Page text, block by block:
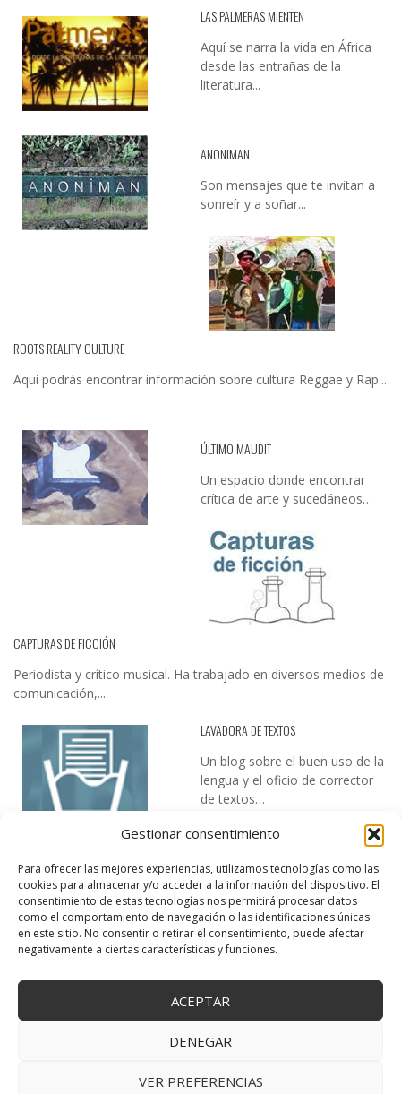
Gestionar consentimiento
Para ofrecer las mejores experiencias, utilizamos tecnologías como las
cookies para almacenar y/o acceder a la información del dispositivo. El
consentimiento de estas tecnologías nos permitirá procesar datos
como el comportamiento de navegación o las identificaciones únicas
en este sitio. No consentir o retirar el consentimiento, puede afectar
negativamente a ciertas características y funciones.
ACEPTAR
DENEGAR
VER PREFERENCIAS
LAS PALMERAS MIENTEN
Aquí se narra la vida en África
desde las entrañas de la
literatura...
ANONIMAN
Son mensajes que te invitan a
sonreír y a soñar...
ROOTS REALITY CULTURE
Aqui podrás encontrar información sobre cultura Reggae y Rap...
ÚLTIMO MAUDIT
Un espacio donde encontrar
crítica de arte y sucedáneos…
CAPTURAS DE FICCIÓN
Periodista y crítico musical. Ha trabajado en diversos medios de
comunicación,...
LAVADORA DE TEXTOS
Un blog sobre el buen uso de la
lengua y el oficio de corrector
de textos…
DESIREE MARTÍN